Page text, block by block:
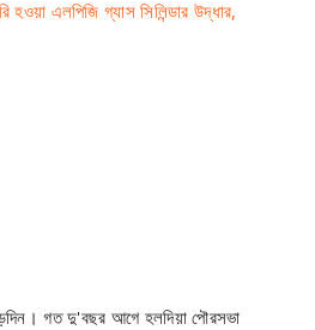
এলপিজি গ্যাস সিলিন্ডার উদ্ধার,
গত দু'বছর আগে হলদিয়া পৌরসভা